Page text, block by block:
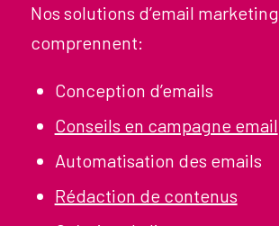
Nos solutions d’email marketing
comprennent:
Conception d’emails
Conseils en campagne email
Automatisation des emails
Rédaction de contenus